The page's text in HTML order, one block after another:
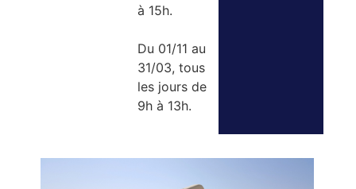
à 15h.
Du 01/11 au
31/03, tous
les jours de
9h à 13h.